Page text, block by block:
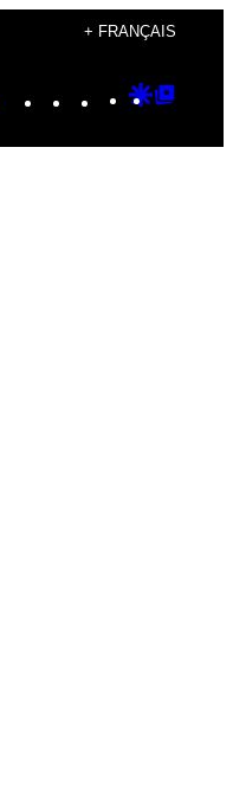
+ FRANÇAIS
Instagram
TikTok
YouTube
Google